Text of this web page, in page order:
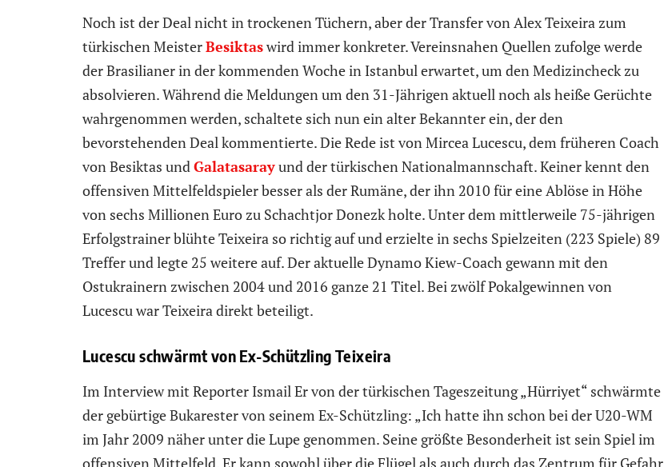
Noch ist der Deal nicht in trockenen Tüchern, aber der Transfer von Alex Teixeira zum
türkischen MeisterBesiktaswird immer konkreter. Vereinsnahen Quellen zufolge werde
der Brasilianer in der kommenden Woche in Istanbul erwartet, um den Medizincheck zu
absolvieren. Während die Meldungen um den 31-Jährigen aktuell noch als heiße Gerüchte
wahrgenommen werden, schaltete sich nun ein alter Bekannter ein, der den
bevorstehenden Deal kommentierte. Die Rede ist von Mircea Lucescu, dem früheren Coach
von Besiktas und Galatasarayund der türkischen Nationalmannschaft. Keiner kennt den
offensiven Mittelfeldspieler besser als der Rumäne, der ihn 2010 für eine Ablöse in Höhe
von sechs Millionen Euro zu Schachtjor Donezk holte. Unter dem mittlerweile 75-jährigen
Erfolgstrainer blühte Teixeira so richtig auf und erzielte in sechs Spielzeiten (223 Spiele) 89
Treffer und legte 25 weitere auf. Der aktuelle Dynamo Kiew-Coach gewann mit den
Ostukrainern zwischen 2004 und 2016 ganze 21 Titel. Bei zwölf Pokalgewinnen von
Lucescu war Teixeira direkt beteiligt.
Lucescu schwärmt von Ex-Schützling Teixeira
Im Interview mit Reporter Ismail Er von der türkischen Tageszeitung „Hürriyet“ schwärmte
der gebürtige Bukarester von seinem Ex-Schützling: „Ich hatte ihn schon bei der U20-WM
im Jahr 2009 näher unter die Lupe genommen. Seine größte Besonderheit ist sein Spiel im